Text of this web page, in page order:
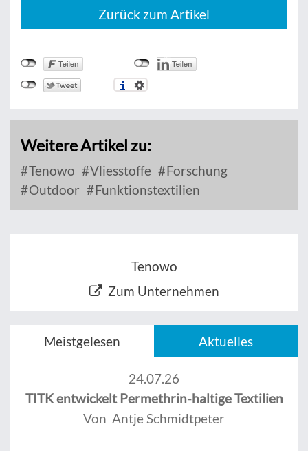
Zurück zum Artikel
Weitere Artikel zu:
Tenowo Vliesstoffe
Forschung
Outdoor
Funktionstextilien
Tenowo
Zum Unternehmen
Meistgelesen Aktuelles
24.07.26
TITK entwickelt Permethrin-haltige Textilien
Von Antje Schmidtpeter